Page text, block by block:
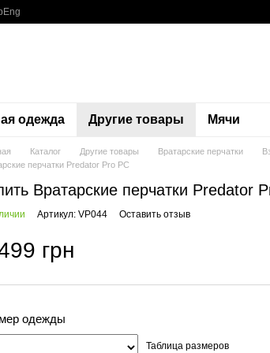
Eng
одежда Другие товары Мячи
Каталог Другие товары Вратарские перчатки
перчатки Predator Pro PC
Вратарские перчатки Predator
Артикул: VP044 Оставить отзыв
грн
одежды
Таблица размеров